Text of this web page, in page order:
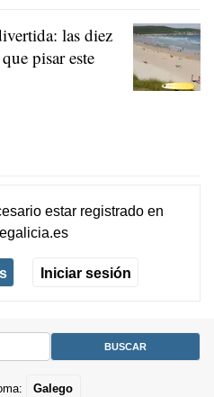
las diez
pisar este
estar registradoen
Iniciar sesión
Galego